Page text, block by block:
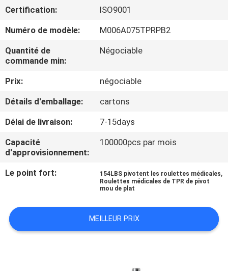
NOUS
VISITE
D'USINE
CONTRÔLE
DE
QUALITÉ
CONTACTEZ-
DEMANDEZ
UNE
Certification:
ISO9001
Numéro de modèle:
M006A075TPRPB2
Quantité de
commande min:
Négociable
Prix:
négociable
Détails d'emballage:
cartons
Délai de livraison:
7-15days
Capacité
d'approvisionnement:
100000pcs par mois
Le point fort: 154LBS pivotent les roulettes médicales,
Roulettes médicales de TPR de pivot
mou de plat
MEILLEUR PRIX